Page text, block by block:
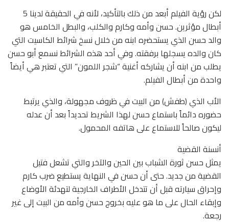
لكن رؤية الفيلم أبعد من ذلك بالتأكيد، لأنه في الحقيقة لدينا 5
أبطال مؤثرين. حسن وأمه وكارم والكلب، والبطل الخامس هو
والد حسن الذي يستحضره ابنه من خلال نسخ شرائط الكاسيت التي
كان والده يسجلها برفقته. وفي أحد هذه الشرائط نسمع أبو حسن
يطلب من ابنه أن يشاركه أغنية “شجر اللمون” التي تعتبر هي أيضاً
واحدة من أبطال الفيلم.
الأب الذي (طفش) من البيت في ظروف مجهولة، والذي يرتبط
حضوره دائماً باستماع حسن لهذا الشريط تحديداً بعد أن عدله
ليكون صالحاً للاستماع على هاتفه المحمول.
أنسنة القضية
يمثل حسن ثورة الشباب بين الحين والآخر والتي تشعل فتيل
القضية من جديد. حتى أن حسن في النهاية يستطيع ضرب كارم
وإحراق سيارته قبل أن تتدخل الأطراف الخارجية لتهدئة الأوضاع
وإبقاء الحال على ما هو عليه بخروج حسن وأمه من البيت إلى غير
رجعة.